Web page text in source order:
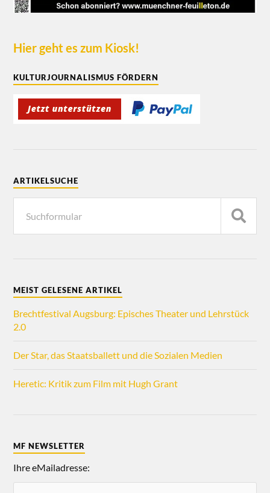
Hier geht es zum Kiosk!
KULTURJOURNALISMUS FÖRDERN
ARTIKELSUCHE
MEIST GELESENE ARTIKEL
Brechtfestival Augsburg: Episches Theater und Lehrstück
2.0
Der Star, das Staatsballett und die Sozialen Medien
Heretic: Kritik zum Film mit Hugh Grant
MF NEWSLETTER
Ihre eMailadresse: